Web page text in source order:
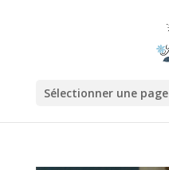
Sélectionner une page